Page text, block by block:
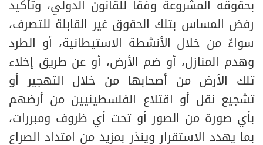
بحقوقه المشروعة وفقاً للقانون الدولي، وتأكيد
رفض المساس بتلك الحقوق غير القابلة للتصرف،
سواءً من خلال الأنشطة الاستيطانية، أو الطرد
وهدم المنازل، أو ضم الأرض، أو عن طريق إخلاء
تلك الأرض من أصحابها من خلال التهجير أو
تشجيع نقل أو اقتلاع الفلسطينيين من أرضهم
بأي صورة من الصور أو تحت أي ظروف ومبررات،
بما يهدد الاستقرار وينذر بمزيد من امتداد الصراع